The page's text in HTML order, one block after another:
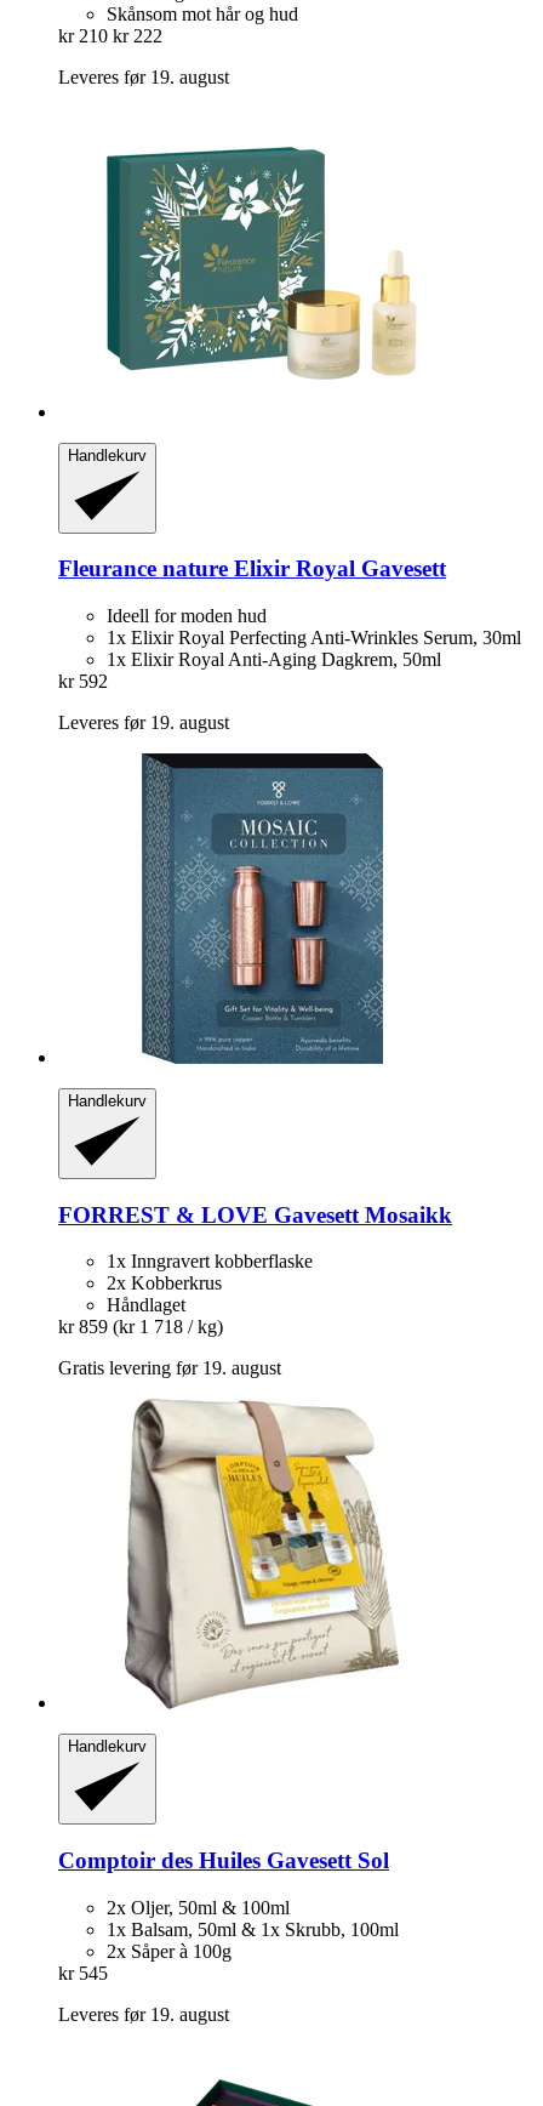
Skånsom mot hår og hud
kr 210 kr 222
Leveres før 19. august
Handlekurv
Fleurance nature Elixir Royal Gavesett
Ideell for moden hud
1x Elixir Royal Perfecting Anti-Wrinkles Serum, 30ml
1x Elixir Royal Anti-Aging Dagkrem, 50ml
kr 592
Leveres før 19. august
Handlekurv
FORREST & LOVE Gavesett Mosaikk
1x Inngravert kobberflaske
2x Kobberkrus
Håndlaget
kr 859 (kr 1 718 / kg)
Gratis levering før 19. august
Handlekurv
Comptoir des Huiles Gavesett Sol
2x Oljer, 50ml & 100ml
1x Balsam, 50ml & 1x Skrubb, 100ml
2x Såper à 100g
kr 545
Leveres før 19. august